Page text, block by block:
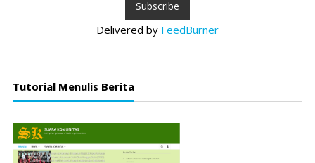
Delivered by FeedBurner
Tutorial Menulis Berita